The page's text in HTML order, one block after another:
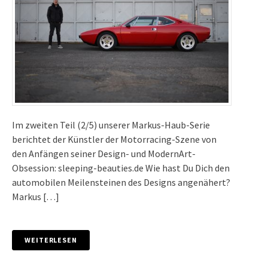
Im zweiten Teil (2/5) unserer Markus-Haub-Serie
berichtet der Künstler der Motorracing-Szene von
den Anfängen seiner Design- und ModernArt-
Obsession: sleeping-beauties.de Wie hast Du Dich den
automobilen Meilensteinen des Designs angenähert?
Markus […]
WEITERLESEN